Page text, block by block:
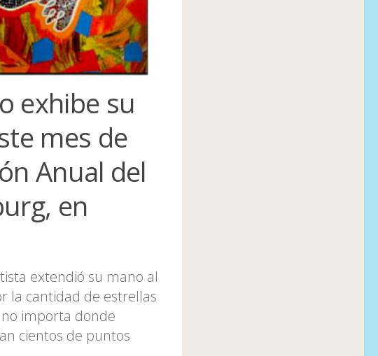
exhibe su
mes de
Anual del
en
extendió su mano al
la cantidad de estrellas
importa donde
cientos de puntos